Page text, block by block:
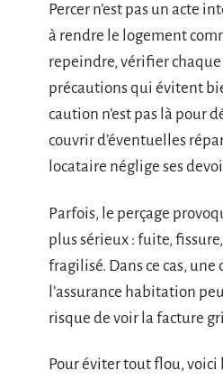
Percer n’est pas un acte
à rendre le logement
repeindre, vérifier
précautions qui évitent
caution n’est pas là pour
couvrir d’éventuelles
locataire néglige ses
Parfois, le perçage
plus sérieux : fuite,
fragilisé. Dans ce cas, une
l’assurance habitation
risque de voir la facture
Pour éviter tout flou, voici